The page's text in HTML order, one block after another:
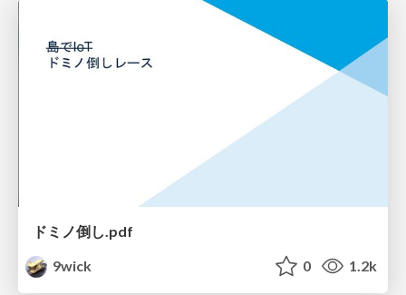
ドミノ倒し.pdf
9wick
0 1.2k